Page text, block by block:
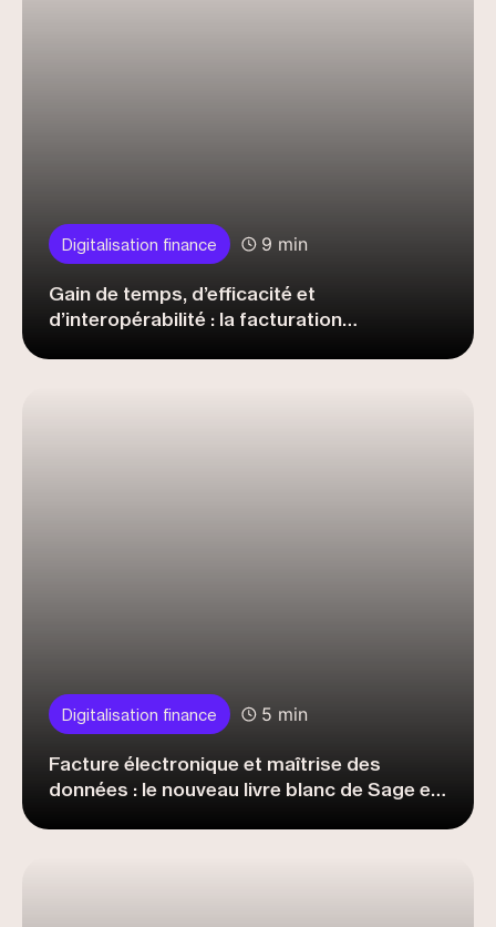
Digitalisation finance 9 min
Gain de temps, d’efficacité et
d’interopérabilité : la facturation
Digitalisation finance 5 min
Facture électronique et maîtrise des
données : le nouveau livre blanc de Sage et